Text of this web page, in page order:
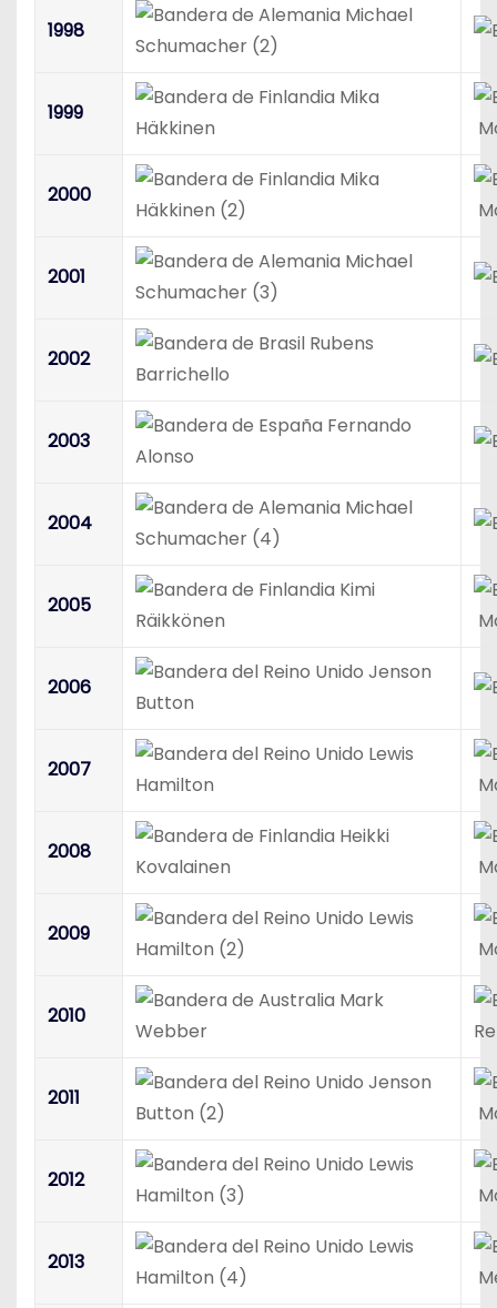
1998
Michael
Schumacher (2)
1999
Mika
Häkkinen
2000
Mika
Häkkinen (2)
2001
Michael
Schumacher (3)
2002
Rubens
Barrichello
2003
Fernando
Alonso
2004
Michael
Schumacher (4)
2005
Kimi
Räikkönen
2006
Jenson
Button
2007
Lewis
Hamilton
2008
Heikki
Kovalainen
2009
Lewis
Hamilton (2)
2010
Mark
Webber
2011
Jenson
Button (2)
2012
Lewis
Hamilton (3)
2013
Lewis
Hamilton (4)